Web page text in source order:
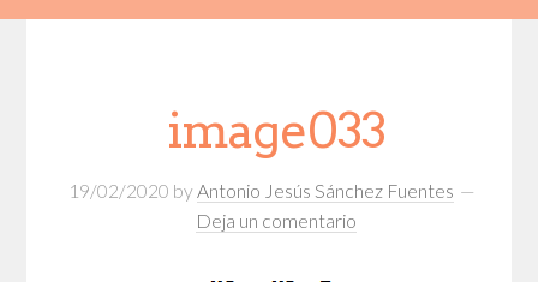
image033
19/02/2020 by Antonio Jesús Sánchez Fuentes
Deja un comentario